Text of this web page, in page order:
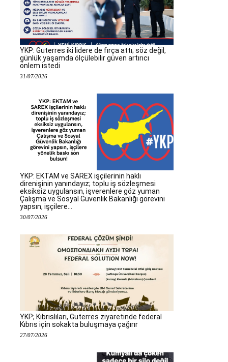
YKP: Guterres iki lidere de fırça attı; söz değil,
günlük yaşamda ölçülebilir güven artırıcı
önlem istedi
31/07/2026
YKP: EKTAM ve SAREX işçilerinin haklı
direnişinin yanındayız; toplu iş sözleşmesi
eksiksiz uygulansın, işverenlere göz yuman
Çalışma ve Sosyal Güvenlik Bakanlığı görevini
yapsın, işçilere...
30/07/2026
YKP; Kıbrıslıları, Guterres ziyaretinde federal
Kıbrıs için sokakta buluşmaya çağırır
27/07/2026